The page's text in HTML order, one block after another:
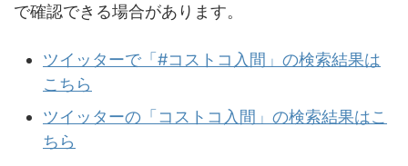
で確認できる場合があります。
ツイッターで「#コストコ入間」の検索結果は
こちら
ツイッターの「コストコ入間」の検索結果はこ
ちら